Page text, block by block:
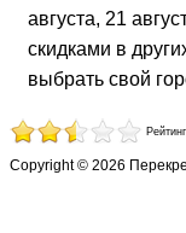
августа, 21
скидками в
выбрать свой
Copyright © 2026